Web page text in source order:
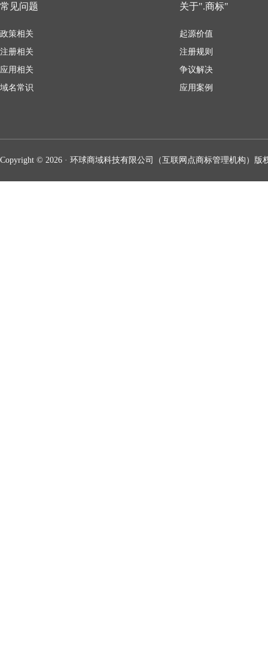
常见问题
政策相关
注册相关
应用相关
域名常识
关于".商标"
起源价值
注册规则
争议解决
应用案例
Copyright © 2026 · 环球商域科技有限公司（互联网点商标管理机构）版